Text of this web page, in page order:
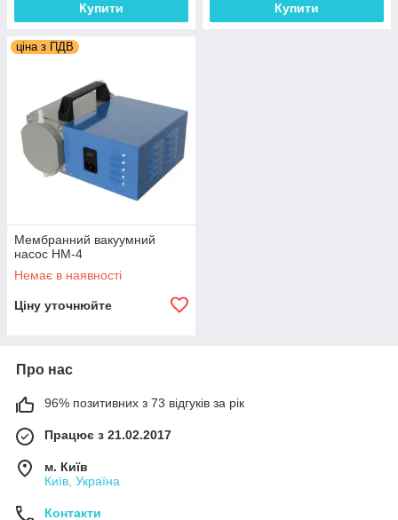
Купити Купити
ціна з ПДВ
Мембранний вакуумний
насос НМ-4
Немає в наявності
Ціну уточнюйте
Про нас
96% позитивних з 73 відгуків за рік
Працює з 21.02.2017
м. Київ
Київ, Україна
Контакти